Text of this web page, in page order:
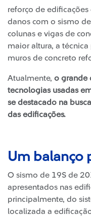
reforço de
danos com o sismo
colunas e vigas de
maior altura, a
muros de concreto
Atualmente, o grande
tecnologias usadas
se destacado na
das edificações.
Um balanço
O sismo de 19S de
apresentados nas
principalmente, do
localizada a